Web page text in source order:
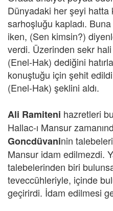
Dünyadaki her şeyi hatta
sarhoşluğu kapladı.
iken, (Sen kimsin?)
verdi. Üzerinden sekr hali
(Enel-Hak) dediğini
konuştuğu için şehit
(Enel-Hak) şeklini aldı.
Ali Ramiteni hazretleri
Hallac-ı Mansur
Goncdüvaninin
Mansur idam edilmezdi.
talebelerinden biri
teveccühleriyle, içinde
geçirirdi. İdam edilmesi